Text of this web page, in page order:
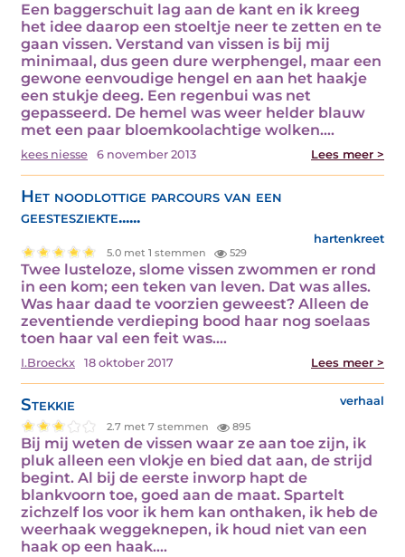
Een baggerschuit lag aan de kant en ik kreeg
het idee daarop een stoeltje neer te zetten en te
gaan vissen. Verstand van vissen is bij mij
minimaal, dus geen dure werphengel, maar een
gewone eenvoudige hengel en aan het haakje
een stukje deeg. Een regenbui was net
gepasseerd. De hemel was weer helder blauw
met een paar bloemkoolachtige wolken.…
kees niesse 6 november 2013 Lees meer >
Het noodlottige parcours van een
geestesziekte......
hartenkreet
5.0 met 1 stemmen 529
Twee lusteloze, slome vissen zwommen er rond
in een kom; een teken van leven. Dat was alles.
Was haar daad te voorzien geweest? Alleen de
zeventiende verdieping bood haar nog soelaas
toen haar val een feit was.…
I.Broeckx 18 oktober 2017 Lees meer >
Stekkie verhaal
2.7 met 7 stemmen 895
Bij mij weten de vissen waar ze aan toe zijn, ik
pluk alleen een vlokje en bied dat aan, de strijd
begint. Al bij de eerste inworp hapt de
blankvoorn toe, goed aan de maat. Spartelt
zichzelf los voor ik hem kan onthaken, ik heb de
weerhaak weggeknepen, ik houd niet van een
haak op een haak.…